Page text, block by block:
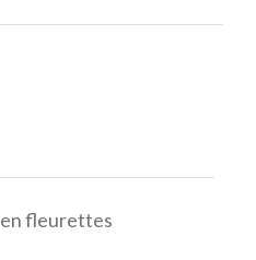
en fleurettes